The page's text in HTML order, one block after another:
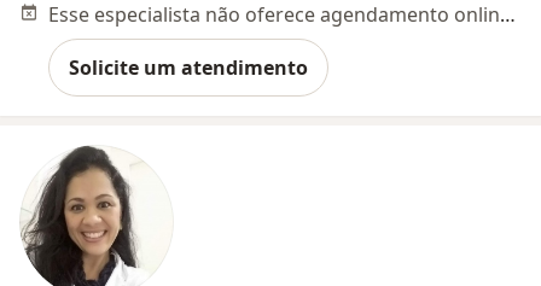
Esse especialista não oferece agendamento online para esse endereço.
Solicite um atendimento